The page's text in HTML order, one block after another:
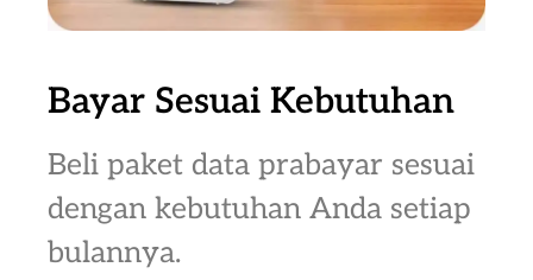
Bayar Sesuai Kebutuhan
Beli paket data prabayar sesuai
dengan kebutuhan Anda setiap
bulannya.